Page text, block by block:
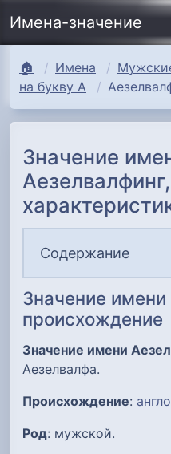
Имена-значение
🏠 Имена
на букву А
Значение
Аезелвалфинг,
Содержание
Значение имени
происхождение
Значение имени
Аезелвалфа.
Происхождение:
Род: мужской.